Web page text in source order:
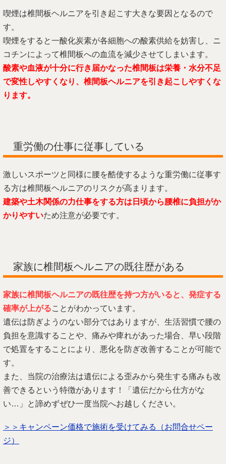
喫煙は椎間板ヘルニアを引き起こす大きな要因となるので
す。
喫煙をすると一酸化炭素が各細胞への酸素供給を妨害し、ニ
コチンによって椎間板への血流を減少させてしまいます。
酸素や血液が十分に行き届かなった椎間板は栄養・水分不足
で変性しやすくなり、椎間板ヘルニアを引き起こしやすくな
ります。
重労働の仕事に従事している
激しいスポーツと同様に腰を酷使するような重労働に従事す
る方は椎間板ヘルニアのリスクが高まります。
建築や土木関係の力仕事をする方は日頃から腰椎に負担がか
かりやすいため注意が必要です。
家族に椎間板ヘルニアの既往歴がある
家族に椎間板ヘルニアの既往歴を持つ方がいると、発症する
確率が上がることがわかっています。
遺伝は防ぎようのない部分ではありますが、生活習慣で腰の
負担を意識することや、痛みや痺れがあった場合、早い段階
で処置をすることにより、悪化を防ぎ改善することが可能で
す。
また、当院の治療法は遺伝による歪みから発生する痛みも改
善できるという特徴があります！「遺伝だから仕方がな
い…」と諦めずぜひ一度当院へお越しください。
＞＞キャンペーン価格で施術を受けてみる
（お問合せペー
ジ）